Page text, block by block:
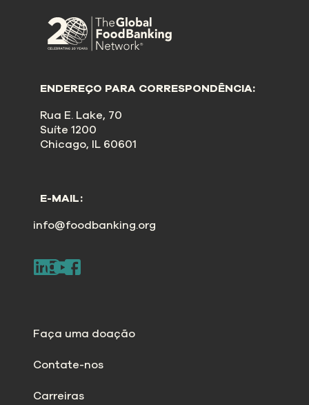
ENDEREÇO PARA CORRESPONDÊNCIA:
Rua E. Lake, 70
Suíte 1200
Chicago, IL 60601
E-MAIL:
info@foodbanking.org
Faça uma doação
Contate-nos
Carreiras